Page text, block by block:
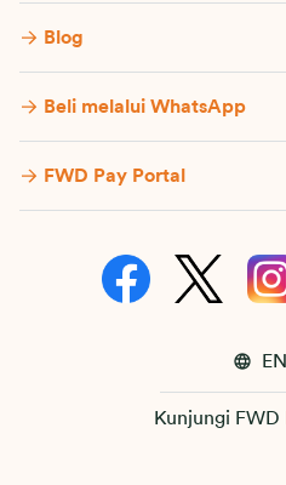
Blog
Beli melalui WhatsApp
FWD Pay Portal
EN
Kunjungi FWD